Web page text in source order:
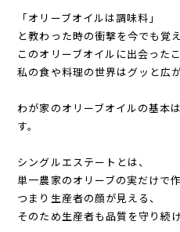
「オリーブオイルは調味料」
と教わった時の衝撃を今でも覚え
このオリーブオイルに出会ったこ
私の食や料理の世界はグッと広
わが家のオリーブオイルの基本
す。
シングルエステートとは、
単一農家のオリーブの実だけで
つまり生産者の顔が見える、
そのため生産者も品質を守り続